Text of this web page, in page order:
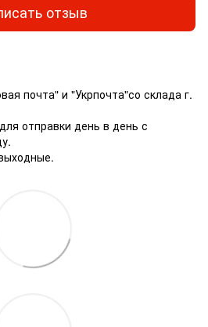
отзыв
почта" и "Укрпочта"со склада г.
отправки день в день с